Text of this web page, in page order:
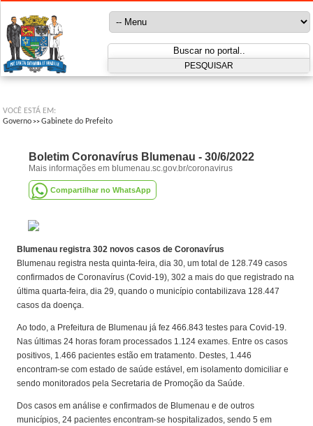
VOCÊ ESTÁ EM:
Governo >>Gabinete do Prefeito
Boletim Coronavírus Blumenau - 30/6/2022
Mais informações em blumenau.sc.gov.br/coronavirus
Compartilhar no WhatsApp
Blumenau registra 302 novos casos de Coronavírus
Blumenau registra nesta quinta-feira, dia 30, um total de 128.749 casos
confirmados de Coronavírus (Covid-19), 302 a mais do que registrado na
última quarta-feira, dia 29, quando o município contabilizava 128.447
casos da doença.
Ao todo, a Prefeitura de Blumenau já fez 466.843 testes para Covid-19.
Nas últimas 24 horas foram processados 1.124 exames. Entre os casos
positivos, 1.466 pacientes estão em tratamento. Destes, 1.446
encontram-se com estado de saúde estável, em isolamento domiciliar e
sendo monitorados pela Secretaria de Promoção da Saúde.
Dos casos em análise e confirmados de Blumenau e de outros
municípios, 24 pacientes encontram-se hospitalizados, sendo 5 em